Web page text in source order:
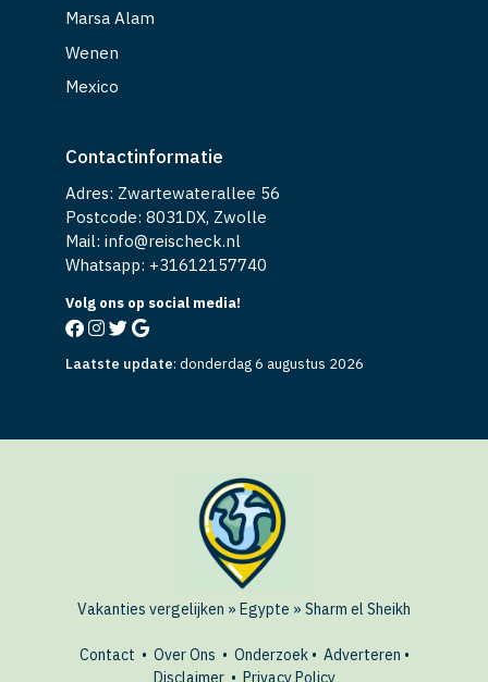
Marsa Alam
Wenen
Mexico
Contactinformatie
Adres: Zwartewaterallee 56
Postcode: 8031DX, Zwolle
Mail: info@reischeck.nl
Whatsapp: +31612157740
Volg ons op social media!
Laatste update: donderdag 6 augustus 2026
Vakanties vergelijken » Egypte » Sharm el Sheikh
Contact • Over Ons • Onderzoek• Adverteren •